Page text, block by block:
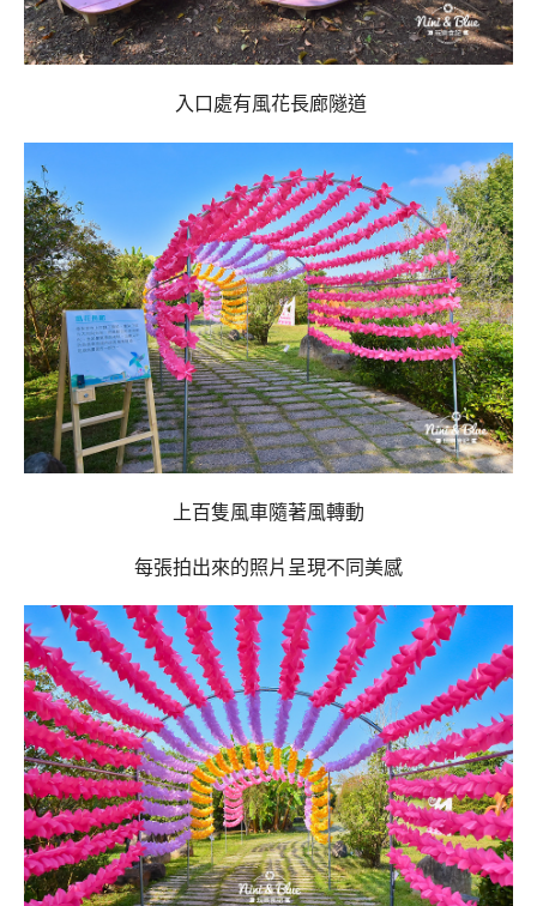
入口處有風花長廊隧道
上百隻風車隨著風轉動
每張拍出來的照片呈現不同美感